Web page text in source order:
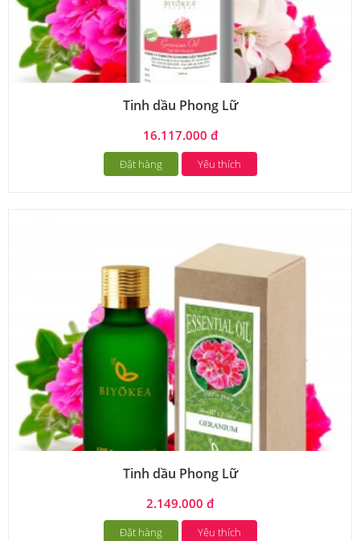
Tinh dầu Phong Lữ
16.117.000 đ
Đặt hàng Yêu thích
Tinh dầu Phong Lữ
2.149.000 đ
Đặt hàng Yêu thích